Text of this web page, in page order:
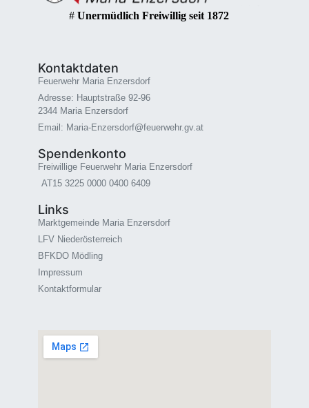
# Unermüdlich Freiwillig seit 1872
Kontaktdaten
Feuerwehr Maria Enzersdorf
Adresse: Hauptstraße 92-96
2344 Maria Enzersdorf
Email: Maria-Enzersdorf@feuerwehr.gv.at
Spendenkonto
Freiwillige Feuerwehr Maria Enzersdorf
AT15 3225 0000 0400 6409
Links
Marktgemeinde Maria Enzersdorf
LFV Niederösterreich
BFKDO Mödling
Impressum
Kontaktformular